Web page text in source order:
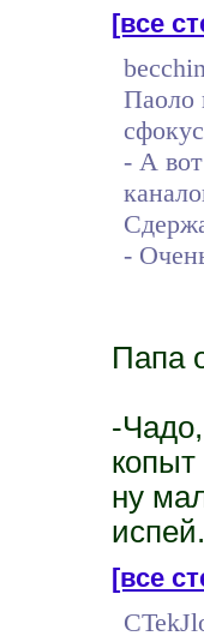
[все
Паоло
- А
-
Папа
-
ну
[все